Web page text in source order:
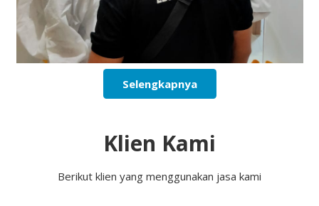
Selengkapnya
Klien Kami
Berikut klien yang menggunakan jasa kami